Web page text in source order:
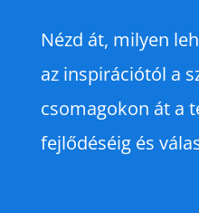
Nézd át, milyen
az inspirációtól a
csomagokon át a
fejlődéséig és